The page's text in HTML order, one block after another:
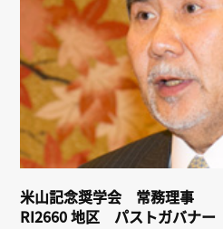
English
米山記念奨学会 常務理事
RI2660 地区 パストガバナー